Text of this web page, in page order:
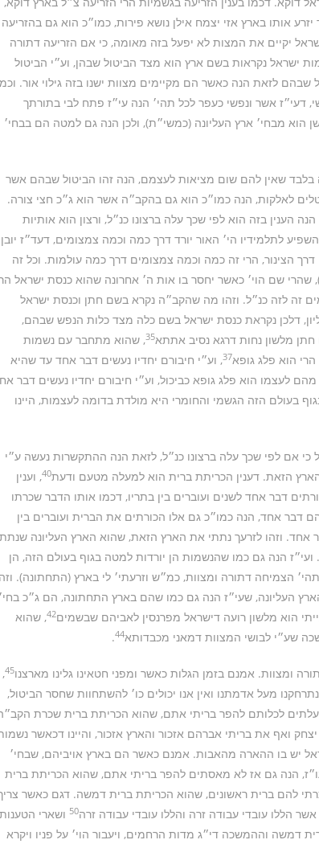
אותו בארץ אזי יצמח אילן נושא פירות, כמו״כ הוא גם בהזריעה
יקיים את המצות לא יפעל בזה מאומה, כי אם הזריעה דתורה
ישראל נקראות בשם ארץ הוא מצד הביטול שבהן, וע״י הביטול
לזאת הנה כאשר הם מקיימים מצוות ישנו בזה גילוי אור.
דעי״ז אשר ונפשי כעפר לכל תהי׳ הנה עי״ז פתח לבי בתורתך
הוא מבחי׳ ארץ העליונה (כמשי״ת), ולכן הנה גם למטה הם בבחי׳
בלבד שאין להם שום מציאות לעצמם, הנה זהו הביטול שבהם אשר
לאלקות, הנה כמו״כ הוא גם בהקב״ה אשר הוא ג״כ חצי צורה.
בזה הוא לפי שכך עלה ברצונו כנ״ל, ורצון הוא אותיות
לתלמידיו הי׳ האור יורד דרך כמה וכמה צמצומים, דעד״ז יובן
הצינור, הרי זה כמה וכמה צמצומים דרך כמה עולמות. וכל זה
שהרי שם הוי׳ כאשר יחסר בו אות ה׳ אחרונה שהוא כנסת ישראל
זה לזה כנ״ל. וזהו מה שהקב״ה נקרא בשם חתן וכנסת ישראל
דלכן נקראת כנסת ישראל בשם כלה מצד כלות הנפש שבהם,
מלשון נחות דרגא נסיב אתתא35, שהוא מתחבר עם נשמות
הוא פלג גופא37, וע״י חיבורם יחדיו נעשים דבר אחד עד שהיא
לעצמו הוא פלג גופא כביכול, וע״י חיבורם יחדיו נעשים דבר
בעולם הזה הגשמי והחומרי היא מולדת בדומה לעצמות, היינו
כי אם לפי שכך עלה ברצונו כנ״ל, לזאת הנה ההתקשרות נעשה ע״י
הזאת. דענין הכריתת ברית הוא למעלה מטעם ודעת40, וענין
דבר אחד לשנים ועוברים בין בתריו, דכמו אותו הדבר שכרתו
דבר אחד, הנה כמו״כ גם אלו הכורתים את הברית ועוברים בין
וזהו לזרעך נתתי את הארץ הזאת, שהוא הארץ העליונה
הנה גם כמו שהנשמות הן יורדות למטה בגוף בעולם הזה, הן
הצמיחה דתורה ומצוות, כמ״ש וזרעתי׳ לי בארץ (התחתונה).
העליונה, שעי״ז הנה גם כמו שהם בארץ התחתונה, הם ג״כ
הוא מלשון רועה דישראל מפרנסין לאביהם שבשמים42, שהוא
שע״י לבושי המצוות דמאני מכבדותא44
.
ומצוות. אמנם בזמן הגלות כאשר ומפני חטאינו גלינו מארצנו45
,
מעל אדמתנו ואין אנו יכולים כו׳ להשתחוות שחסר הביטול,
לכלותם להפר בריתי אתם, שהוא הכריתת ברית שכרת
ואף את בריתי אברהם אזכור והארץ אזכור, והיינו דכאשר
יש בו ההארה מהאבות. אמנם כאשר הם בארץ אויביהם, שבחי׳
הנה גם אז לא מאסתים להפר בריתי אתם, שהוא הכריתת ברית
להם ברית ראשונים, שהוא הכריתת ברית דמשה. דגם כאשר
הללו עובדי עבודה זרה והללו עובדי עבודה זרה50 ושארי הטענות
וההמשכה די״ג מדות הרחמים, ויעבור הוי׳ על פניו ויקרא